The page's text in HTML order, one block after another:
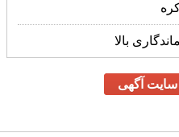
ماندگاری بالا
آگهی